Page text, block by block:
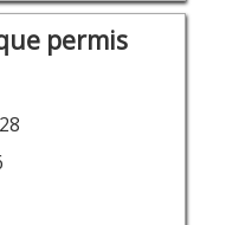
permis